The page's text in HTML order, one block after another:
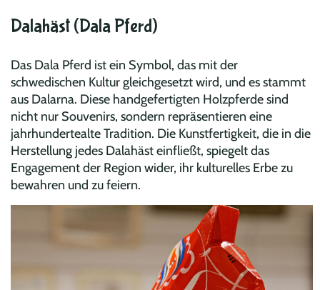
Dalahäst (Dala Pferd)
Das Dala Pferd ist ein Symbol, das mit der
schwedischen Kultur gleichgesetzt wird, und es stammt
aus Dalarna. Diese handgefertigten Holzpferde sind
nicht nur Souvenirs, sondern repräsentieren eine
jahrhundertealte Tradition. Die Kunstfertigkeit, die in die
Herstellung jedes Dalahäst einfließt, spiegelt das
Engagement der Region wider, ihr kulturelles Erbe zu
bewahren und zu feiern.